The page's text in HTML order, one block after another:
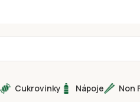
Cukrovinky Nápoje Non